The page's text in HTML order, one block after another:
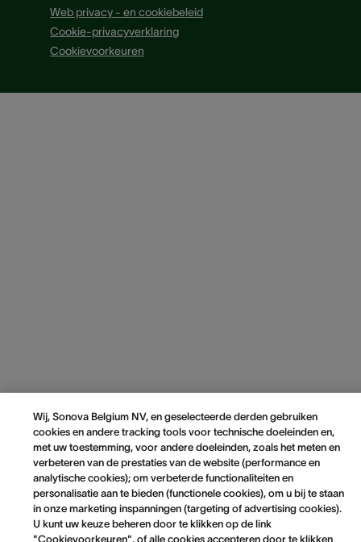
Web privacy - en cookiebeleid
Cookie-privacyverklaring
Cookievoorkeuren
Wij, Sonova Belgium NV, en geselecteerde derden gebruiken
cookies en andere tracking tools voor technische doeleinden en,
met uw toestemming, voor andere doeleinden, zoals het meten en
verbeteren van de prestaties van de website (performance en
analytische cookies); om verbeterde functionaliteiten en
personalisatie aan te bieden (functionele cookies), om u bij te staan
in onze marketing inspanningen (targeting of advertising cookies).
U kunt uw keuze beheren door te klikken op de link
"Cookievoorkeuren", of alle cookies accepteren door te klikken